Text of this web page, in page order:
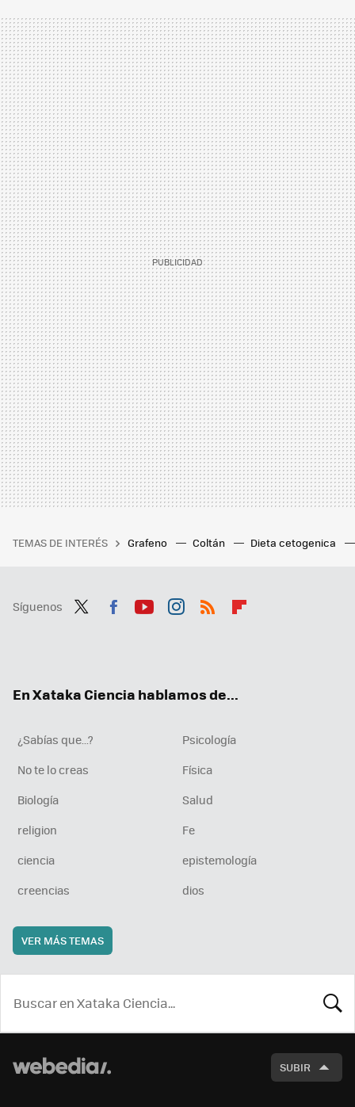
TEMAS DE INTERÉS Grafeno Coltán Dieta cetogenica
Síguenos
En Xataka Ciencia hablamos de...
¿Sabías que...?
Psicología
No te lo creas
Física
Biología
Salud
religion
Fe
ciencia
epistemología
creencias
dios
VER MÁS TEMAS
SUBIR